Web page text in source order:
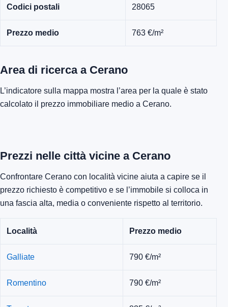
Codici postali 28065
Prezzo medio 763 €/m²
Area di ricerca a Cerano
L’indicatore sulla mappa mostra l’area per la quale è stato
calcolato il prezzo immobiliare medio a Cerano.
Confrontare Cerano con località vicine aiuta a capire se il